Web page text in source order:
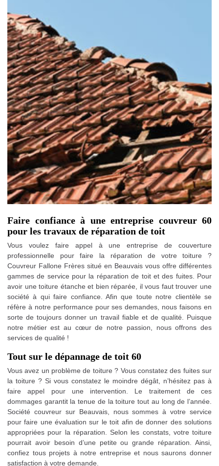
Faire confiance à une entreprise couvreur 60
pour les travaux de réparation de toit
Vous voulez faire appel à une entreprise de couverture
professionnelle pour faire la réparation de votre toiture ?
Couvreur Fallone Frères situé en Beauvais vous offre différentes
gammes de service pour la réparation de toit et des fuites. Pour
avoir une toiture étanche et bien réparée, il vous faut trouver une
société à qui faire confiance. Afin que toute notre clientèle se
réfère à notre performance pour ses demandes, nous faisons en
sorte de toujours donner un travail fiable et de qualité. Puisque
notre métier est au cœur de notre passion, nous offrons des
services de qualité !
Tout sur le dépannage de toit 60
Vous avez un problème de toiture ? Vous constatez des fuites sur
la toiture ? Si vous constatez le moindre dégât, n’hésitez pas à
faire appel pour une intervention. Le traitement de ces
dommages garantit la tenue de la toiture tout au long de l’année.
Société couvreur sur Beauvais, nous sommes à votre service
pour faire une évaluation sur le toit afin de donner des solutions
appropriées pour la réparation. Selon les constats, votre toiture
pourrait avoir besoin d’une petite ou grande réparation. Ainsi,
confiez tous projets à notre entreprise et nous saurons donner
satisfaction à votre demande.